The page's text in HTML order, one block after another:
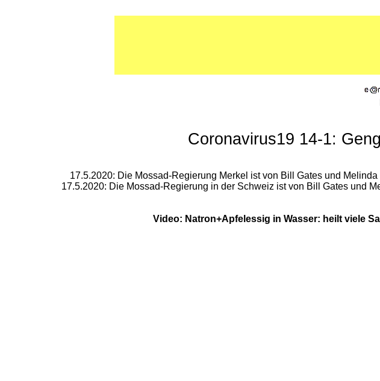
Coronavirus19 14-1:
17.5.2020: Die Mossad-Regierung Merkel ist von Bill Gates und
17.5.2020: Die Mossad-Regierung in der Schweiz ist von Bill Gates und
Video: Natron+Apfelessig in Wasser: heilt viele